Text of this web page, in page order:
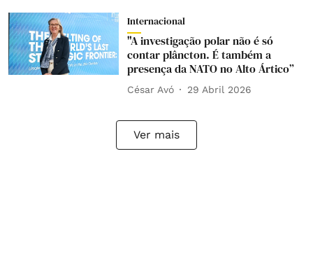
Internacional
"A investigação polar não é só
contar plâncton. É também a
presença da NATO no Alto Ártico”
César Avó 29 Abril 2026
Ver mais